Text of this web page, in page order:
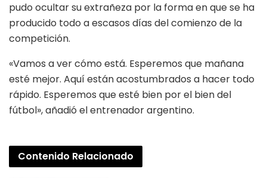
pudo ocultar su extrañeza por la forma en que se ha
producido todo a escasos días del comienzo de la
competición.
«Vamos a ver cómo está. Esperemos que mañana
esté mejor. Aquí están acostumbrados a hacer todo
rápido. Esperemos que esté bien por el bien del
fútbol», añadió el entrenador argentino.
Contenido Relacionado